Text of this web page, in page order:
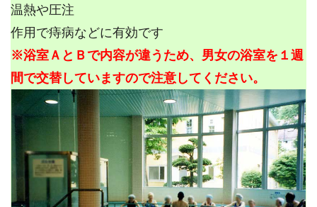
温熱や圧注
作用で痔病などに有効です
※浴室ＡとＢで内容が違うため、男女の浴室を１週
間で交替していますので注意してください。